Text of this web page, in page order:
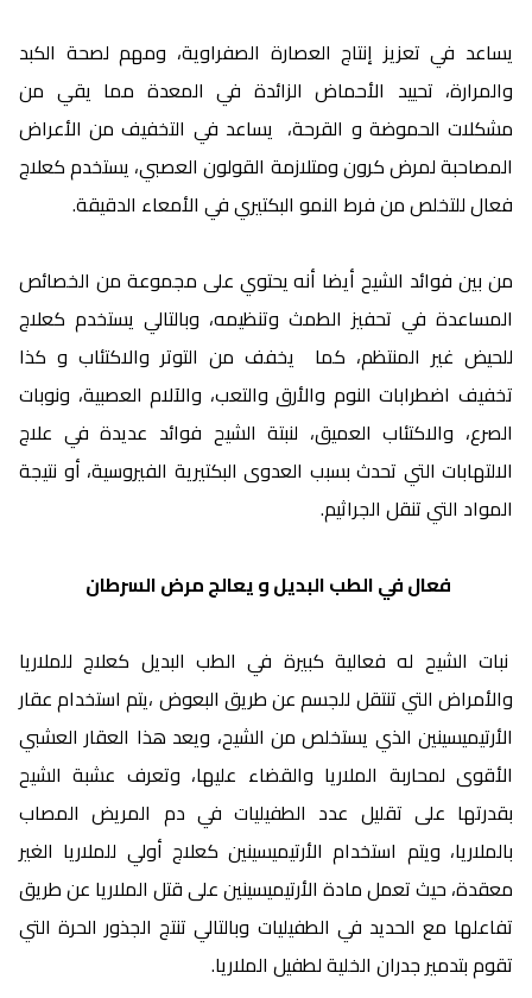
يساعد في تعزيز إنتاج العصارة الصفراوية، ومهم لصحة الكبد
والمرارة، تحييد الأحماض الزائدة في المعدة مما يقي من
مشكلات الحموضة و القرحة، يساعد في التخفيف من الأعراض
المصاحبة لمرض كرون ومتلازمة القولون العصبي، يستخدم كعلاج
فعال للتخلص من فرط النمو البكتيري في الأمعاء الدقيقة.
من بين فوائد الشيح أيضا أنه يحتوي على مجموعة من الخصائص
المساعدة في تحفيز الطمث وتنظيمه، وبالتالي يستخدم كعلاج
للحيض غير المنتظم، كما يخفف من التوتر والاكتئاب و كذا
تخفيف اضطرابات النوم والأرق والتعب، والآلام العصبية، ونوبات
الصرع، والاكتئاب العميق، لنبتة الشيح فوائد عديدة في علاج
الالتهابات التي تحدث بسبب العدوى البكتيرية الفيروسية، أو نتيجة
المواد التي تنقل الجراثيم.
فعال في الطب البديل و يعالج مرض السرطان
نبات الشيح له فعالية كبيرة في الطب البديل كعلاج للملاريا
والأمراض التي تنتقل للجسم عن طريق البعوض ،يتم استخدام عقار
الأرتيميسينين الذي يستخلص من الشيح، ويعد هذا العقار العشبي
الأقوى لمحاربة الملاريا والقضاء عليها، وتعرف عشبة الشيح
بقدرتها على تقليل عدد الطفيليات في دم المريض المصاب
بالملاريا، ويتم استخدام الأرتيميسينين كعلاج أولي للملاريا الغير
معقدة، حيث تعمل مادة الأرتيميسينين على قتل الملاريا عن طريق
تفاعلها مع الحديد في الطفيليات وبالتالي تنتج الجذور الحرة التي
تقوم بتدمير جدران الخلية لطفيل الملاريا.